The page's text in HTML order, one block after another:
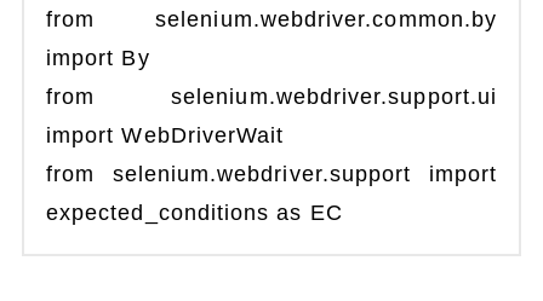
from selenium.webdriver.common.by
import By
from selenium.webdriver.support.ui
import WebDriverWait
from selenium.webdriver.support import
expected_conditions as EC